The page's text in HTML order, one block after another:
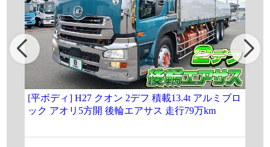
[平ボディ] H27 クオン 2デフ 積載13.4t アルミブロ
ック アオリ5方開 後輪エアサス 走行79万km